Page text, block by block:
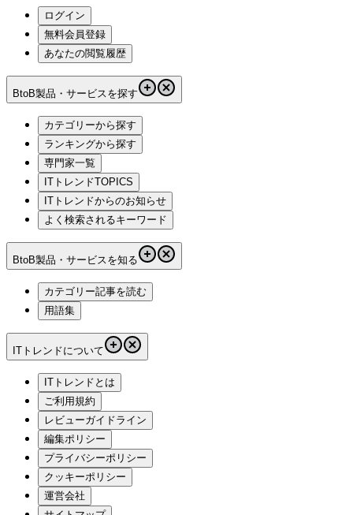
ログイン
無料会員登録
あなたの閲覧履歴
BtoB製品・サービスを探す
カテゴリーから探す
ランキングから探す
専門家一覧
ITトレンドTOPICS
ITトレンドからのお知らせ
よく検索されるキーワード
BtoB製品・サービスを知る
カテゴリー記事を読む
用語集
ITトレンドについて
ITトレンドとは
ご利用規約
レビューガイドライン
編集ポリシー
プライバシーポリシー
クッキーポリシー
運営会社